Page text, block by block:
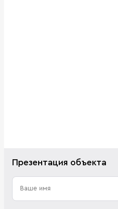
Презентация объекта